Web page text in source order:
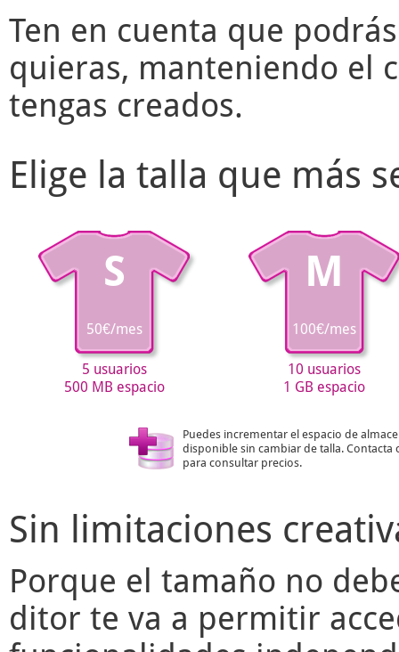
Ten en cuenta que
quieras, manteniendo el
tengas creados.
Elige la talla que más
S
50€/mes
5 usuarios
500 MB espacio
M
100€/mes
10 usuarios
1 GB espacio
Puedes incrementar el espacio de
disponible sin cambiar de talla. Contacta
para consultar precios.
Sin limitaciones
Porque el tamaño no
ditor te va a permitir